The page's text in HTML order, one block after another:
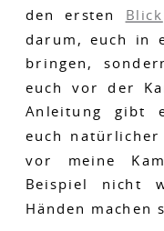
den ersten
Blick
darum, euch in
bringen,
euch vor der
Anleitung gibt
euch
vor meine
Beispiel nicht
Händen machen